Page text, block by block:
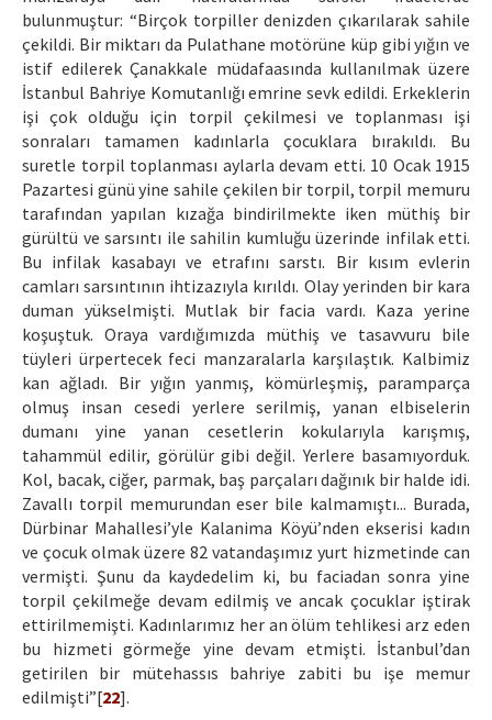
bulunmuştur: “Birçok torpiller denizden çıkarılarak sahile
çekildi. Bir miktarı da Pulathane motörüne küp gibi yığın ve
istif edilerek Çanakkale müdafaasında kullanılmak üzere
İstanbul Bahriye Komutanlığı emrine sevk edildi. Erkeklerin
işi çok olduğu için torpil çekilmesi ve toplanması işi
sonraları tamamen kadınlarla çocuklara bırakıldı. Bu
suretle torpil toplanması aylarla devam etti. 10 Ocak 1915
Pazartesi günü yine sahile çekilen bir torpil, torpil memuru
tarafından yapılan kızağa bindirilmekte iken müthiş bir
gürültü ve sarsıntı ile sahilin kumluğu üzerinde infilak etti.
Bu infilak kasabayı ve etrafını sarstı. Bir kısım evlerin
camları sarsıntının ihtizazıyla kırıldı. Olay yerinden bir kara
duman yükselmişti. Mutlak bir facia vardı. Kaza yerine
koşuştuk. Oraya vardığımızda müthiş ve tasavvuru bile
tüyleri ürpertecek feci manzaralarla karşılaştık. Kalbimiz
kan ağladı. Bir yığın yanmış, kömürleşmiş, paramparça
olmuş insan cesedi yerlere serilmiş, yanan elbiselerin
dumanı yine yanan cesetlerin kokularıyla karışmış,
tahammül edilir, görülür gibi değil. Yerlere basamıyorduk.
Kol, bacak, ciğer, parmak, baş parçaları dağınık bir halde idi.
Zavallı torpil memurundan eser bile kalmamıştı... Burada,
Dürbinar Mahallesi’yle Kalanima Köyü’nden ekserisi kadın
ve çocuk olmak üzere 82 vatandaşımız yurt hizmetinde can
vermişti. Şunu da kaydedelim ki, bu faciadan sonra yine
torpil çekilmeğe devam edilmiş ve ancak çocuklar iştirak
ettirilmemişti. Kadınlarımız her an ölüm tehlikesi arz eden
bu hizmeti görmeğe yine devam etmişti. İstanbul’dan
getirilen bir mütehassıs bahriye zabiti bu işe memur
edilmişti”[22].